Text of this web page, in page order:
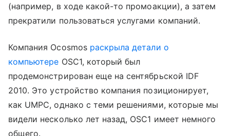
(например, в ходе какой-то промоакции), а затем
прекратили пользоваться услугами компаний.
Компания Ocosmos раскрыла детали о
компьютере OSC1, который был
продемонстрирован еще на сентябрьской IDF
2010. Это устройство компания позиционирует,
как UMPC, однако с теми решениями, которые мы
видели несколько лет назад, OSC1 имеет немного
общего.